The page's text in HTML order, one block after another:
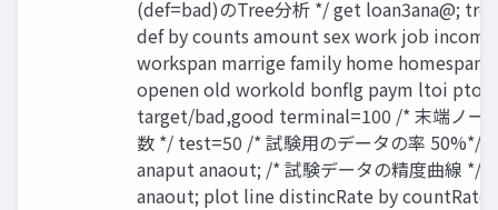
(def=bad)のTree分析 */ get loan3ana@; tree
def by counts amount sex work job income
workspan marrige family home homespan
openen old workold bonflg paym ltoi ptoi/
target/bad,good terminal=100 /* 末端ノー
数 */ test=50 /* 試験用のデータの率 50%*/ ;
anaput anaout; /* 試験データの精度曲線 */
anaout; plot line distincRate by countRate;